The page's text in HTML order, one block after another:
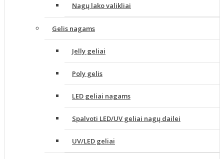
Nagų lako valikliai
Gelis nagams
Jelly geliai
Poly gelis
LED geliai nagams
Spalvoti LED/UV geliai nagų dailei
UV/LED geliai